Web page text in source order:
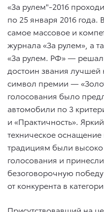
«За рулем"-2016
по 25 января 2016 года.
самое массовое и
журнала «За рулем», а
«За рулем. РФ» —
достоин звания лучшей
символ премии —
голосования было
автомобили по 3
и «Практичность».
техническое
традициям были
голосования и
безоговорочную
от конкурента в